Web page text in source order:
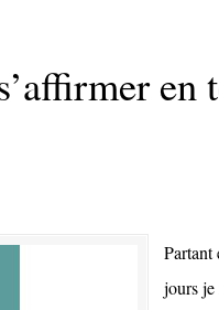
en
Partant
jours je